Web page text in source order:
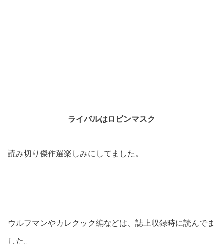
ライバルはロビンマスク
読み切り傑作選楽しみにしてました。
ウルフマンやカレクック編などは、誌上収録時に読んでま
した。